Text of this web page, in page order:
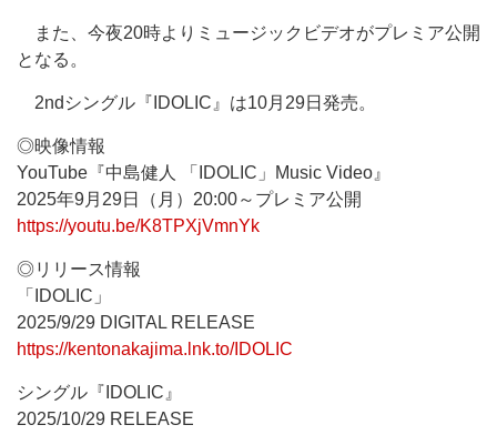
また、今夜20時よりミュージックビデオがプレミア公開
となる。
2ndシングル『IDOLIC』は10月29日発売。
◎映像情報
YouTube『中島健人 「IDOLIC」Music Video』
2025年9月29日（月）20:00～プレミア公開
https://youtu.be/K8TPXjVmnYk
◎リリース情報
「IDOLIC」
2025/9/29 DIGITAL RELEASE
https://kentonakajima.lnk.to/IDOLIC
シングル『IDOLIC』
2025/10/29 RELEASE